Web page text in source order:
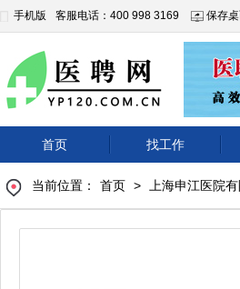
手机版 客服电话：400 998 3169 保存
首页 找工作
当前位置： 首页 > 上海申江医院